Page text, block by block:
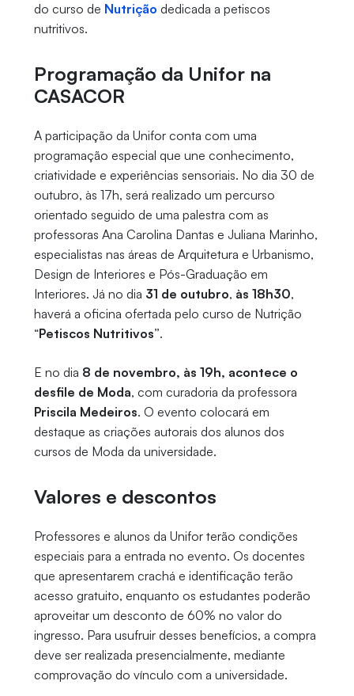
do curso de Nutrição dedicada a petiscos
nutritivos.
Programação da Unifor na
CASACOR
A participação da Unifor conta com uma
programação especial que une conhecimento,
criatividade e experiências sensoriais. No dia 30 de
outubro, às 17h, será realizado um percurso
orientado seguido de uma palestra com as
professoras Ana Carolina Dantas e Juliana Marinho,
especialistas nas áreas de Arquitetura e Urbanismo,
Design de Interiores e Pós-Graduação em
Interiores. Já no dia 31 de outubro, às 18h30,
haverá a oficina ofertada pelo curso de Nutrição
“Petiscos Nutritivos”.
E no dia 8 de novembro, às 19h, acontece o
desfile de Moda, com curadoria da professora
Priscila Medeiros. O evento colocará em
destaque as criações autorais dos alunos dos
cursos de Moda da universidade.
Valores e descontos
Professores e alunos da Unifor terão condições
especiais para a entrada no evento. Os docentes
que apresentarem crachá e identificação terão
acesso gratuito, enquanto os estudantes poderão
aproveitar um desconto de 60% no valor do
ingresso. Para usufruir desses benefícios, a compra
deve ser realizada presencialmente, mediante
comprovação do vínculo com a universidade.